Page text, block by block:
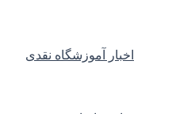
اخبار آموزشگاه نقدی